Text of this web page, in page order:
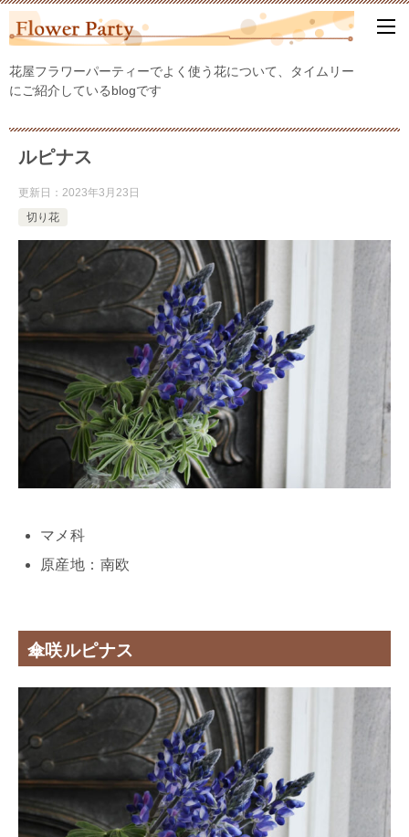
花屋フラワーパーティーでよく使う花について、タイムリー
にご紹介しているblogです
ルピナス
更新日： 2023年3月23日
切り花
マメ科
原産地：南欧
傘咲ルピナス